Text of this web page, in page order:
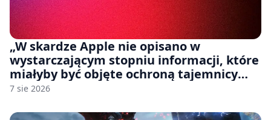
„W skardze Apple nie opisano w
wystarczającym stopniu informacji, które
miałyby być objęte ochroną tajemnicy
handlowej”. OpenAI żąda odrzucenia
7 sie 2026